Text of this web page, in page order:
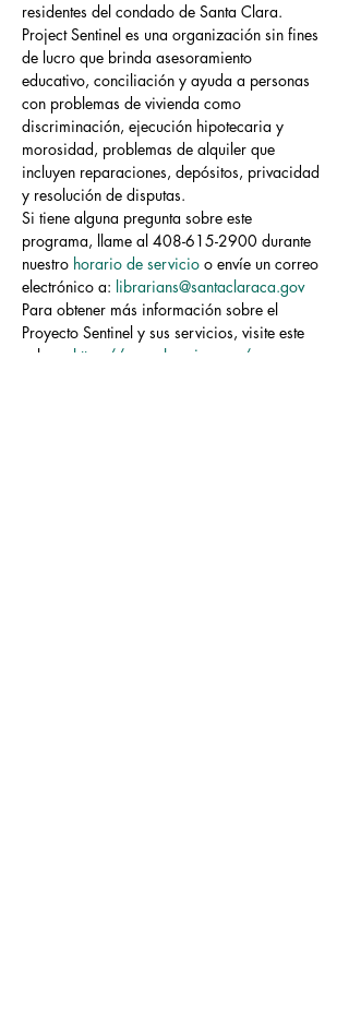
residentes del condado de Santa Clara.
Project Sentinel es una organización sin fines
de lucro que brinda asesoramiento
educativo, conciliación y ayuda a personas
con problemas de vivienda como
discriminación, ejecución hipotecaria y
morosidad, problemas de alquiler que
incluyen reparaciones, depósitos, privacidad
y resolución de disputas.
Si tiene alguna pregunta sobre este
programa, llame al 408-615-2900 durante
nuestro horario de servicio o envíe un correo
electrónico a: librarians@santaclaraca.gov
Para obtener más información sobre el
Proyecto Sentinel y sus servicios, visite este
enlace: https://www.housing.org/